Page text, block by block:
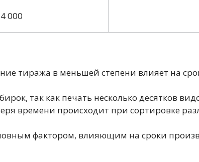
000
тиража в меньшей степени влияет на
так как печать несколько десятков
времени происходит при сортировке
фактором, влияющим на сроки